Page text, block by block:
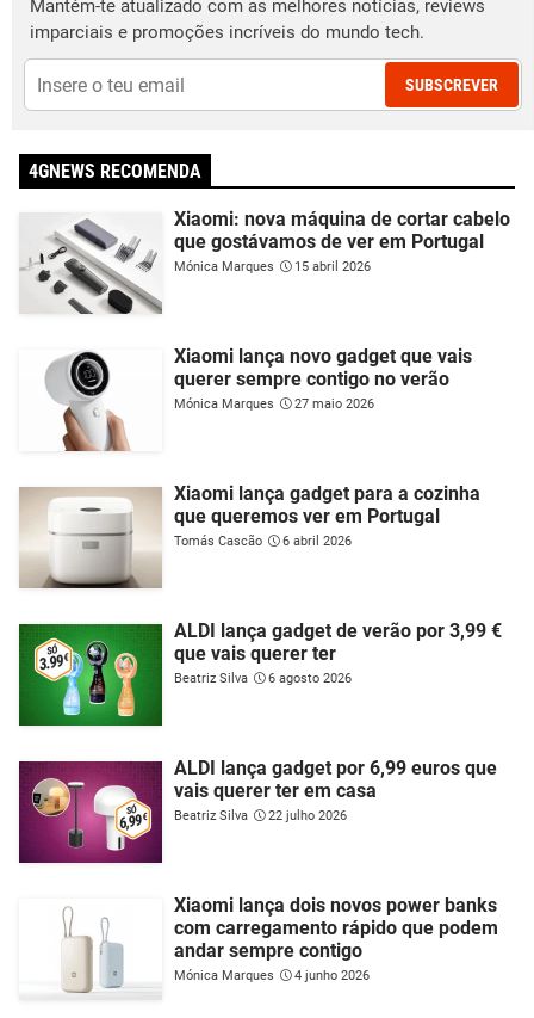
Mantém-te atualizado com as melhores notícias, reviews
imparciais e promoções incríveis do mundo tech.
SUBSCREVER
4GNEWS RECOMENDA
Xiaomi: nova máquina de cortar cabelo
que gostávamos de ver em Portugal
Mónica Marques 15 abril 2026
Xiaomi lança novo gadget que vais
querer sempre contigo no verão
Mónica Marques 27 maio 2026
Xiaomi lança gadget para a cozinha
que queremos ver em Portugal
Tomás Cascão 6 abril 2026
ALDI lança gadget de verão por 3,99 €
que vais querer ter
Beatriz Silva 6 agosto 2026
ALDI lança gadget por 6,99 euros que
vais querer ter em casa
Beatriz Silva 22 julho 2026
Xiaomi lança dois novos power banks
com carregamento rápido que podem
andar sempre contigo
Mónica Marques 4 junho 2026